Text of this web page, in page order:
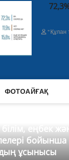
"Құлан
ФОТОАЙҒАҚ
еңбек
бойынша
ұсынысы